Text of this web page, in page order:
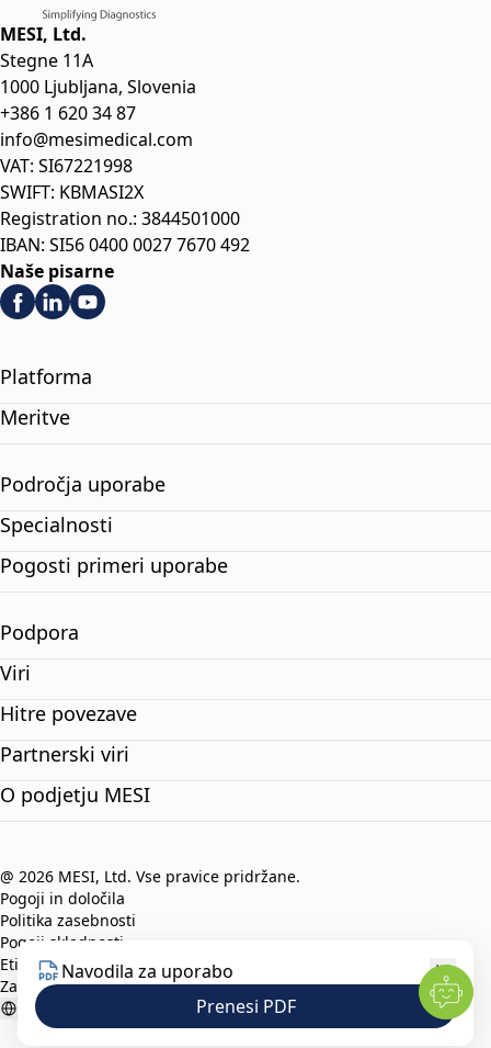
Navodila za uporabo
Prenesi PDF
MESI, Ltd.
Stegne 11A
1000 Ljubljana, Slovenia
+386 1 620 34 87
info@mesimedical.com
VAT: SI67221998
SWIFT: KBMASI2X
Registration no.: 3844501000
IBAN: SI56 0400 0027 7670 492
Naše pisarne
Platforma
Meritve
Področja uporabe
Specialnosti
Pogosti primeri uporabe
Podpora
Viri
Hitre povezave
Partnerski viri
O podjetju MESI
@ 2026 MESI, Ltd. Vse pravice pridržane.
Pogoji in določila
Politika zasebnosti
Pogoji skladnosti
Etični kodeks
Zaščita prijaviteljev
Slovenian